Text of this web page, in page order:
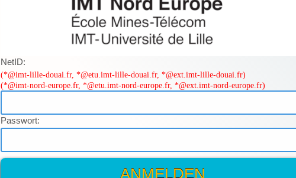
NetID:
(*@imt-lille-douai.fr, *@etu.imt-lille-douai.fr, *@ext.imt-lille-douai.fr)
(*@imt-nord-europe.fr, *@etu.imt-nord-europe.fr, *@ext.imt-nord-europe.fr)
Passwort: